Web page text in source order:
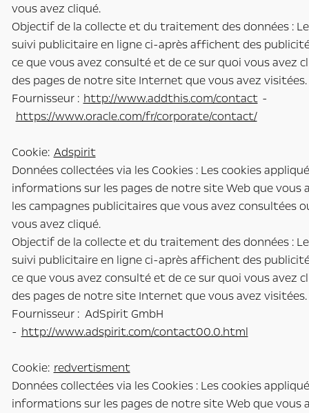
vous avez cliqué.
Objectif de la collecte et du traitement des données :
suivi publicitaire en ligne ci-après affichent des
ce que vous avez consulté et de ce sur quoi vous avez
des pages de notre site Internet que vous avez visitées.
Fournisseur : http://www.addthis.com/contact -
https://www.oracle.com/fr/corporate/contact/
Cookie: Adspirit
Données collectées via les Cookies : Les cookies
informations sur les pages de notre site Web que vous
les campagnes publicitaires que vous avez consultées
vous avez cliqué.
Objectif de la collecte et du traitement des données :
suivi publicitaire en ligne ci-après affichent des
ce que vous avez consulté et de ce sur quoi vous avez
des pages de notre site Internet que vous avez visitées.
Fournisseur : AdSpirit GmbH
- http://www.adspirit.com/contact00.0.html
Cookie: redvertisment
Données collectées via les Cookies : Les cookies
informations sur les pages de notre site Web que vous